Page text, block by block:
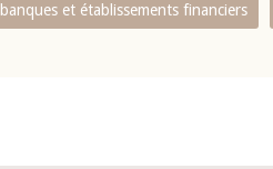
et établissements financiers